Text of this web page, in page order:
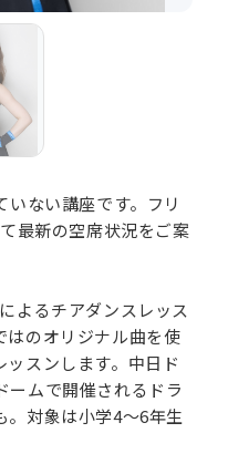
ない講座です。フリ
最新の空席状況をご案
よるチアダンスレッス
はのオリジナル曲を使
スンします。中日ド
ームで開催されるドラ
。対象は小学4～6年生